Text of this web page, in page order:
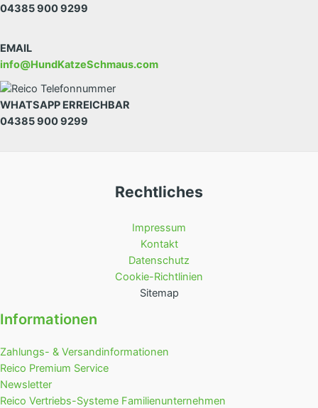
04385 900 9299
EMAIL
info@HundKatzeSchmaus.com
WHATSAPP ERREICHBAR
04385 900 9299
Rechtliches
Impressum
Kontakt
Datenschutz
Cookie-Richtlinien
Sitemap
Informationen
Zahlungs- & Versandinformationen
Reico Premium Service
Newsletter
Reico Vertriebs-Systeme Familienunternehmen